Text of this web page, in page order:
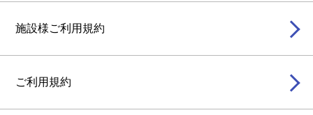
施設様ご利用規約
ご利用規約